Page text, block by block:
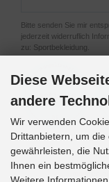
Bitte senden Sie mir
jederzeit widerruflich
zu: Sportbekleidung.
ified
Diese
andere
Wir verwenden
Drittanbietern, um
gewährleisten, die
Ihnen ein
Weitere